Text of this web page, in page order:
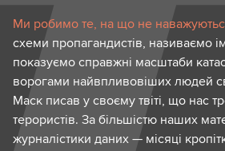
Ми робимо те, на що не
схеми пропагандистів, називаємо
показуємо справжні масштаби
ворогами найвпливовіших людей
Маск писав у своєму твіті, що нас
терористів. За більшістю наших
журналістики даних — місяці